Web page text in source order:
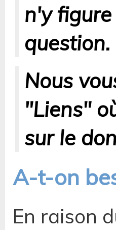
n'y
question.
Nous
"Liens"
sur le
A-t-on
En raison